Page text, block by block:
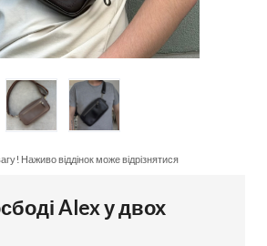
Наживо віддінок може відрізнятися
Alex у двох